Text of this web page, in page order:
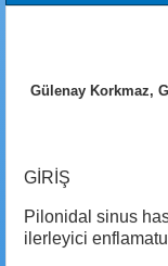
Gülenay Korkmaz,
GİRİŞ
Pilonidal sinus
ilerleyici